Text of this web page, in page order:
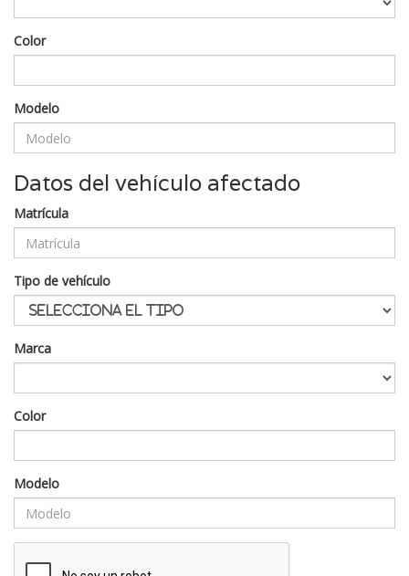
Color
Modelo
Datos del vehículo afectado
Matrícula
Tipo de vehículo
Marca
Color
Modelo